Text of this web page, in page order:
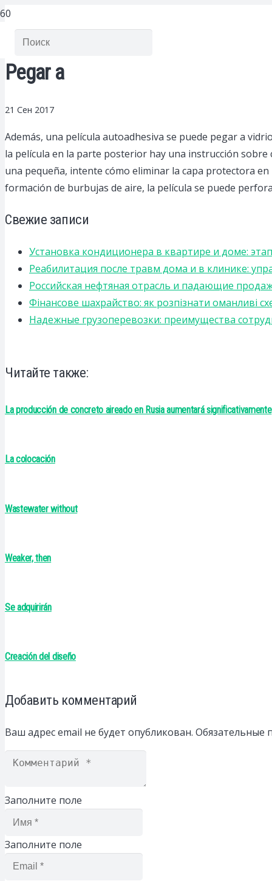
Pegar a
21 Сен 2017
Además, una película autoadhesiva se puede pegar a
la película en la parte posterior hay una instrucción
una pequeña, intente cómo eliminar la capa protectora
formación de burbujas de aire, la película se puede
Свежие записи
Установка кондиционера в квартире и доме:
Реабилитация после травм дома и в клинике:
Российская нефтяная отрасль и падающие
Фінансове шахрайство: як розпізнати оманливі
Надежные грузоперевозки: преимущества
Читайте также:
La producción de concreto aireado en Rusia aumentará significativamente
La colocación
Wastewater without
Weaker, then
Se adquirirán
Creación del diseño
Добавить комментарий
Ваш адрес email не будет опубликован. Обязательные
Заполните поле
Заполните поле